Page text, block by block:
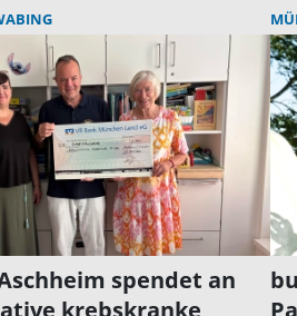
spendet an
krebskranke